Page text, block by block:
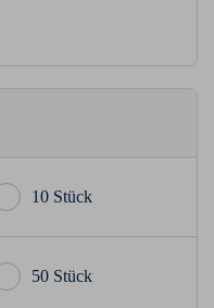
10 Stück
50 Stück